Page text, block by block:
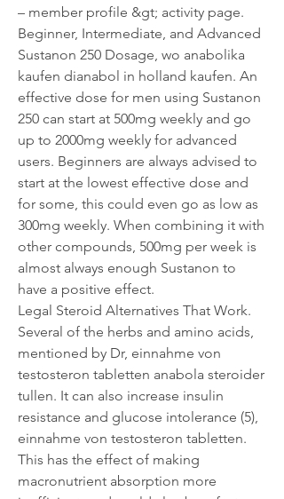
– member profile &gt; activity page.
Beginner, Intermediate, and Advanced
Sustanon 250 Dosage, wo anabolika
kaufen dianabol in holland kaufen. An
effective dose for men using Sustanon
250 can start at 500mg weekly and go
up to 2000mg weekly for advanced
users. Beginners are always advised to
start at the lowest effective dose and
for some, this could even go as low as
300mg weekly. When combining it with
other compounds, 500mg per week is
almost always enough Sustanon to
have a positive effect.
Legal Steroid Alternatives That Work.
Several of the herbs and amino acids,
mentioned by Dr, einnahme von
testosteron tabletten anabola steroider
tullen. It can also increase insulin
resistance and glucose intolerance (5),
einnahme von testosteron tabletten.
This has the effect of making
macronutrient absorption more